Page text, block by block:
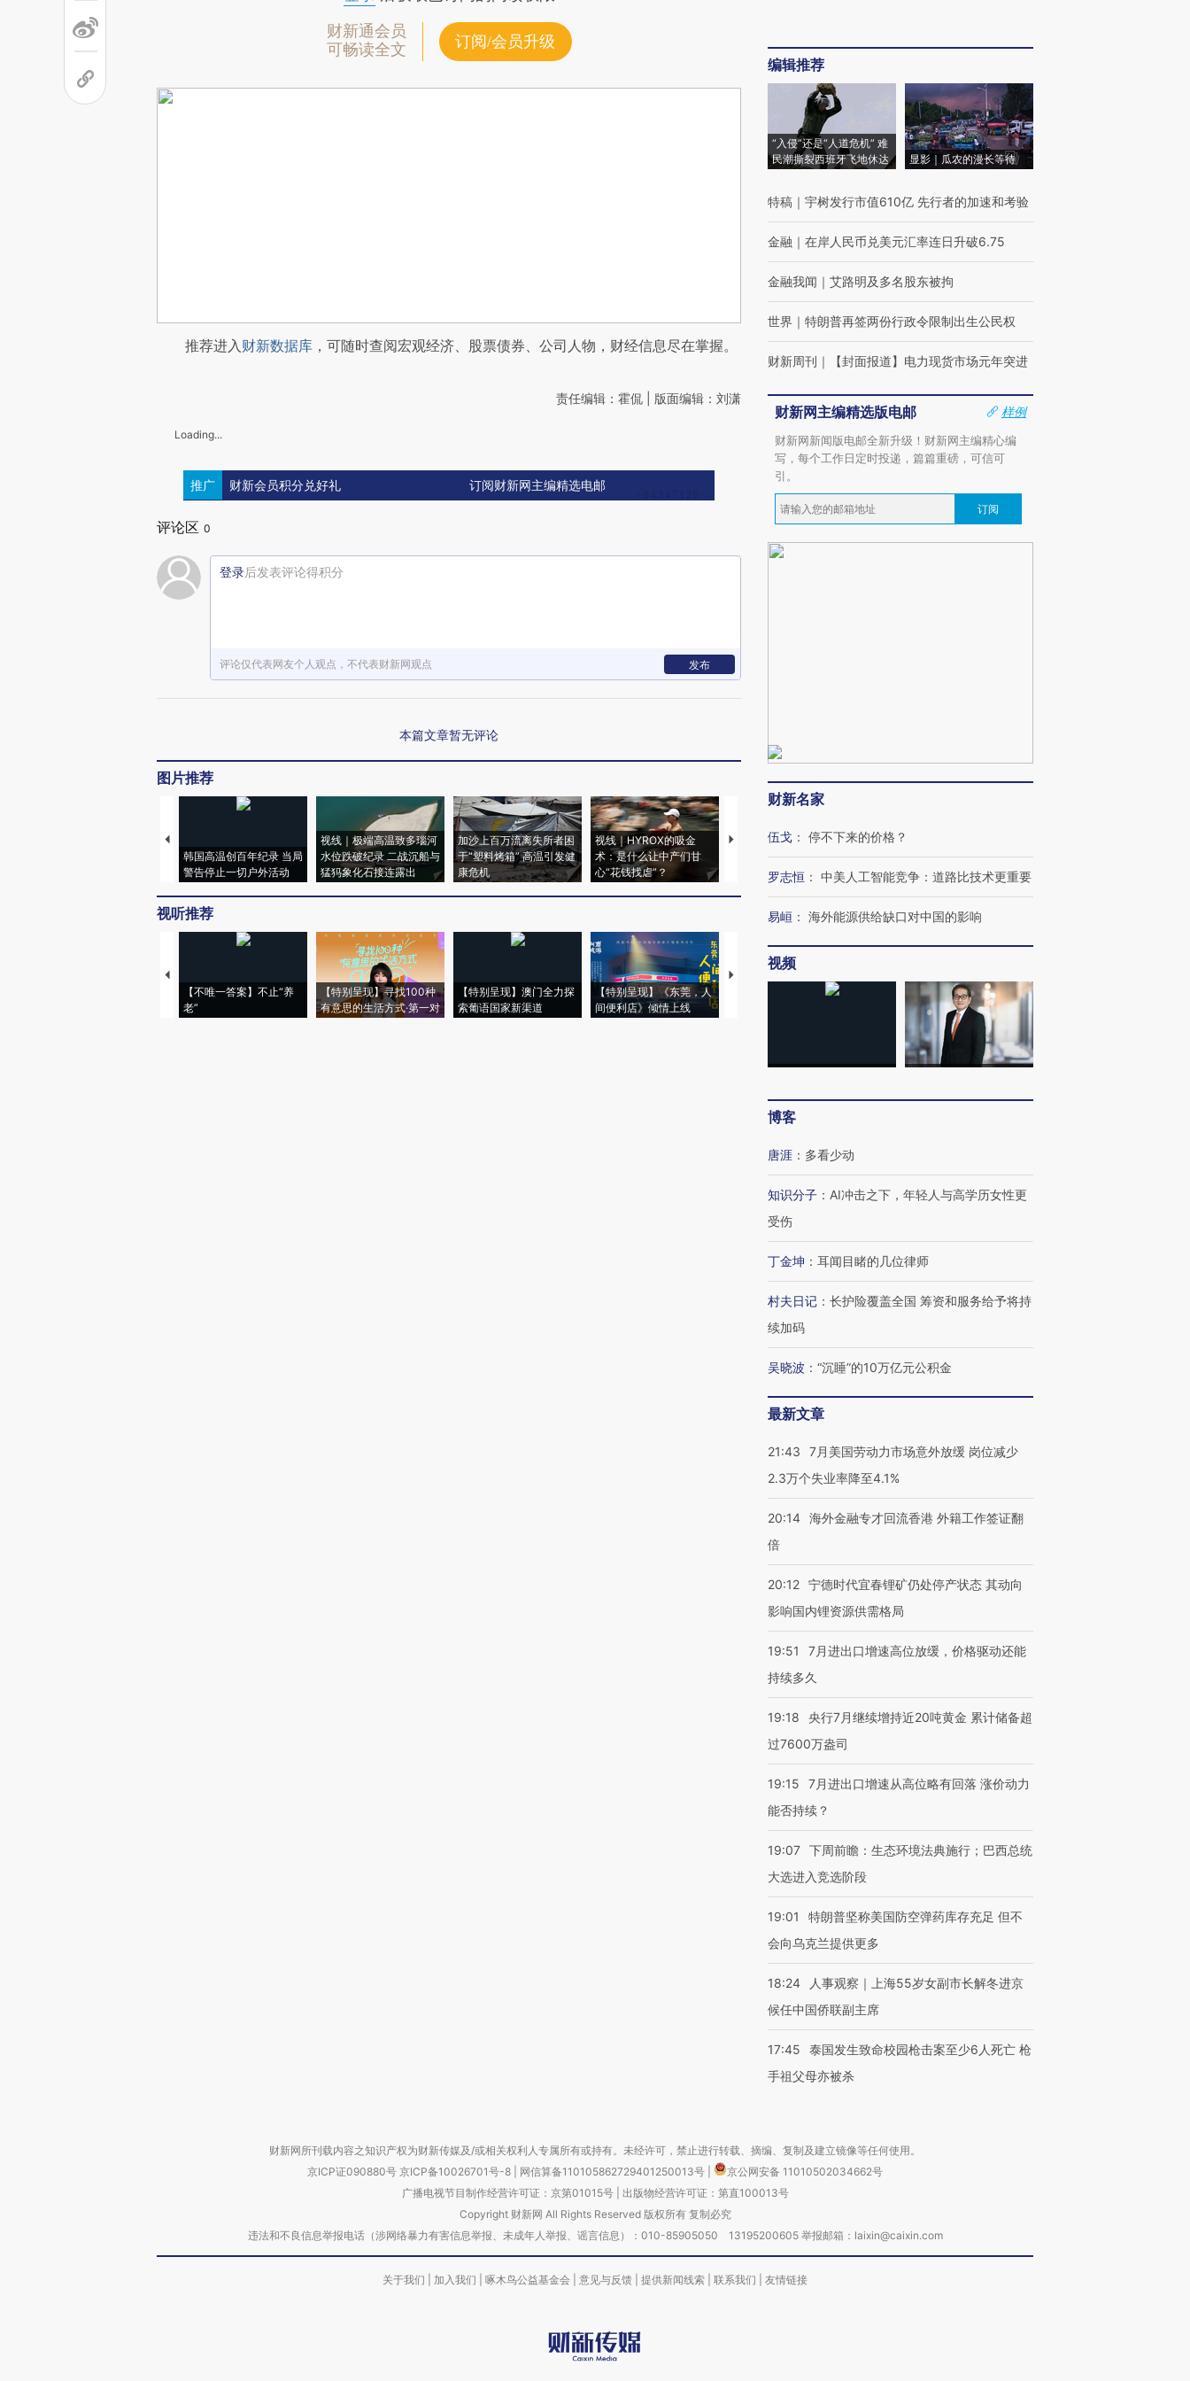
财新通会员
可畅读全文
订阅/会员升级
推荐进入财新数据库 ，可随时查阅宏观经济、股票债券、公司人物，财经信息尽在掌握。
责任编辑：霍侃 | 版面编辑：刘潇
Loading...
推广 财新会员积分兑好礼 订阅财新网主编精选电邮
评论区 0
登录后发表评论得积分
评论仅代表网友个人观点，不代表财新网观点 发布
本篇文章暂无评论
图片推荐
韩国高温创百年纪录 当局
警告停止一切户外活动
视线｜极端高温致多瑙河
水位跌破纪录 二战沉船与
猛犸象化石接连露出
加沙上百万流离失所者困
于“塑料烤箱” 高温引发健
康危机
视线｜HYROX的吸金
术：是什么让中产们甘
心“花钱找虐”？
马航飞行员跨国走私7万
粒摇头丸 尿检体内含3种
视线｜被称为“蟑螂”的印
度Z世代 用街头抗争将教
育部长拱下台
机”？难民潮撕裂西班牙
飞地休达
视听推荐
【不唯一答案】不止“养
老”
【特别呈现】寻找100种
有意思的生活方式·第一对
【特别呈现】澳门全力探
索葡语国家新渠道
【特别呈现】《东莞，人
间便利店》倾情上线
【推广】走进第四届链博
会，让数智科技“链”接产
【特别呈现】寻找100种
有意思的生活方式·第三对
CFO：不靠规模取胜，华
住三大增长引擎是什么？
编辑推荐
“入侵”还是“人道危机” 难
民潮撕裂西班牙飞地休达
显影｜瓜农的漫长等待
特稿 ｜ 宇树发行市值610亿 先行者的加速和考验
金融 ｜ 在岸人民币兑美元汇率连日升破6.75
金融我闻 ｜ 艾路明及多名股东被拘
世界 ｜ 特朗普再签两份行政令限制出生公民权
财新周刊 ｜ 【封面报道】电力现货市场元年突进
财新网主编精选版电邮
样例
财新网新闻版电邮全新升级！财新网主编精心编
写，每个工作日定时投递，篇篇重磅，可信可
引。
订阅
财新名家
伍戈 ： 停不下来的价格？
罗志恒 ： 中美人工智能竞争：道路比技术更重要
易峘 ： 海外能源供给缺口对中国的影响
视频
博客
唐涯 ： 多看少动
知识分子 ： AI冲击之下，年轻人与高学历女性更
受伤
丁金坤 ： 耳闻目睹的几位律师
村夫日记 ： 长护险覆盖全国 筹资和服务给予将持
续加码
吴晓波 ： “沉睡”的10万亿元公积金
最新文章
21:43
7月美国劳动力市场意外放缓 岗位减少
2.3万个失业率降至4.1%
20:14 海外金融专才回流香港 外籍工作签证翻
倍
20:12 宁德时代宜春锂矿仍处停产状态 其动向
影响国内锂资源供需格局
19:51
7月进出口增速高位放缓，价格驱动还能
持续多久
19:18
央行7月继续增持近20吨黄金 累计储备超
过7600万盎司
19:15
7月进出口增速从高位略有回落 涨价动力
能否持续？
19:07 下周前瞻：生态环境法典施行；巴西总统
大选进入竞选阶段
19:01
特朗普坚称美国防空弹药库存充足 但不
会向乌克兰提供更多
18:24
人事观察｜上海55岁女副市长解冬进京
候任中国侨联副主席
17:45
泰国发生致命校园枪击案至少6人死亡 枪
手祖父母亦被杀
财新网所刊载内容之知识产权为财新传媒及/或相关权利人专属所有或持有。未经许可，禁止进行转载、摘编、复制及建立镜像等任何使用。
京ICP证090880号 京ICP备10026701号-8 网信算备110105862729401250013号
京公网安备 11010502034662号
广播电视节目制作经营许可证：京第01015号| 出版物经营许可证：第直100013号
Copyright 财新网 All Rights Reserved 版权所有 复制必究
违法和不良信息举报电话（涉网络暴力有害信息举报、未成年人举报、谣言信息）：010-85905050 13195200605 举报邮箱：laixin@caixin.com
关于我们 加入我们 啄木鸟公益基金会 意见与反馈 提供新闻线索 联系我们 友情链接